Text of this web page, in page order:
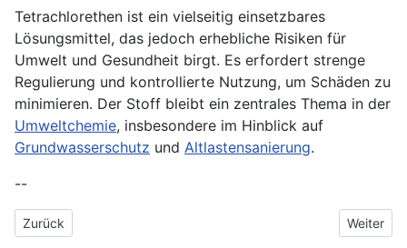
Tetrachlorethen ist ein vielseitig einsetzbares
Lösungsmittel, das jedoch erhebliche Risiken für
Umwelt und Gesundheit birgt. Es erfordert strenge
Regulierung und kontrollierte Nutzung, um Schäden zu
minimieren. Der Stoff bleibt ein zentrales Thema in der
Umweltchemie, insbesondere im Hinblick auf
Grundwasserschutz und Altlastensanierung.
--
Vorheriger Beitrag: Pellet
Zurück Nächster
Weiter